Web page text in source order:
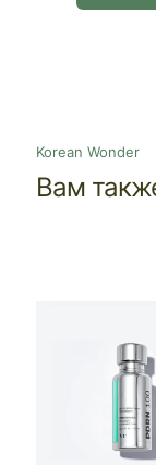
Korean Wonder
Вам